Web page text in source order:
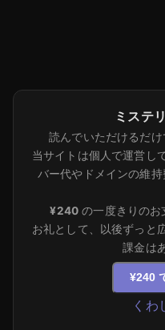
ミステ
読んでいただけるだけ
当サイトは個人で運営し
バー代やドメインの維
¥240 の一度きりのお
お礼として、以後ずっと
課金は
¥240
くわ